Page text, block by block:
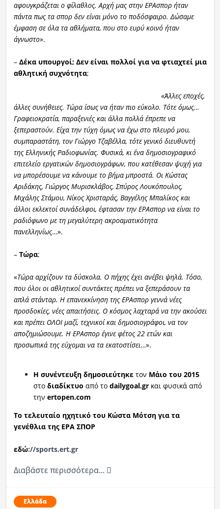
αφουγκράζεται ο φίλαθλος. Αρχή μας στην ΕΡΑσπορ ήταν
πάντα πως τα σπορ δεν είναι μόνο το ποδόσφαιρο. Δώσαμε
έμφαση σε όλα τα αθλήματα, που στο ευρύ κοινό ήταν
άγνωστο».
– Δέκα υπουργοί; Δεν είναι πολλοί για να φτιαχτεί μια
αθλητική συχνότητα;
«Άλλες εποχές,
άλλες συνήθειες. Τώρα ίσως να ήταν πιο εύκολο. Τότε όμως…
Γραφειοκρατία, παραξενιές και άλλα πολλά έπρεπε να
ξεπεραστούν. Είχα την τύχη όμως να έχω στο πλευρό μου,
συμπαραστάτη, τον Γιώργο Τζαβέλλα, τότε γενικό διευθυντή
της Ελληνικής Ραδιοφωνίας. Φυσικά, κι ένα δημοσιογραφικό
επιτελείο εργατικών δημοσιογράφων, που κατέθεσαν ψυχή για
να μπορέσουμε να κάνουμε το βήμα μπροστά. Οι Κώστας
Αριδάκης, Γιώργος Μυρισκλάβος, Σπύρος Λουκόπουλος,
Μιχάλης Στάμου, Νίκος Χρισταράς, Βαγγέλης Μπαλίκος και
άλλοι εκλεκτοί συνάδελφοι, έφτασαν την ΕΡΑσπορ να είναι το
ραδιόφωνο με τη μεγαλύτερη ακροαματικότητα
πανελληνίως…».
– Τώρα;
«Τώρα αρχίζουν τα δύσκολα. Ο πήχης έχει ανέβει ψηλά. Τόσο,
που όλοι οι αθλητικοί συντάκτες πρέπει να ξεπεράσουν τα
απλά στάνταρ. Η επανεκκίνηση της ΕΡΑσπορ γεννά νέες
προσδοκίες, νέες απαιτήσεις. Ο κόσμος λαχταρά να την ακούσει
και πρέπει ΟΛΟΙ μαζί, τεχνικοί και δημοσιογράφοι, να τον
αποζημιώσουμε. Η ΕΡΑσπορ έγινε φέτος 22 ετών και
προσωπικά της εύχομαι να τα εκατοστίσει…».
Η συνέντευξη δημοσιεύτηκετον Μάιο του 2015
στο διαδίκτυο από το dailygoal.grκαι φυσικά από
την ertopen.com
Tο τελευταίο ηχητικό του Κώστα Μότση για τα
γενέθλια της ΕΡΑ ΣΠΟΡ
εδώ://sports.ert.gr
Διαβάστε περισσότερα...
Ελλάδα